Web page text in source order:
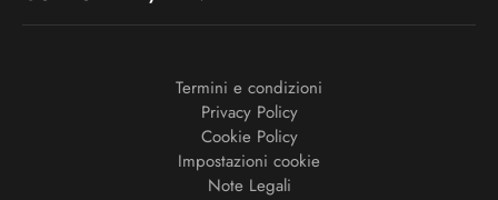
Termini e condizioni
Privacy Policy
Cookie Policy
Impostazioni cookie
Note Legali